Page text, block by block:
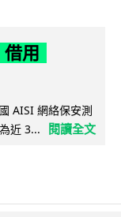
用
AISI 網絡保安測
近 3...
閱讀全文